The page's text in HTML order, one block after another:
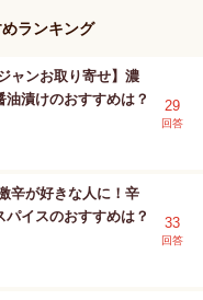
ランキング
ャンお取り寄せ】濃
漬けのおすすめは？
29
回答
辛が好きな人に！辛
パイスのおすすめは？
33
回答